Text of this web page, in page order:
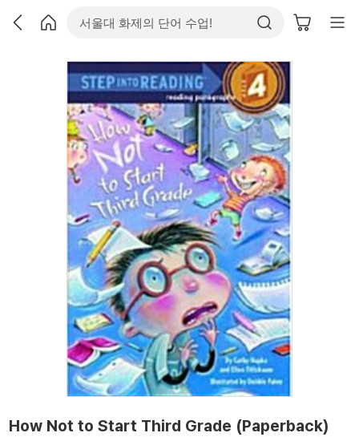
How Not to Start Third Grade (Paperback)